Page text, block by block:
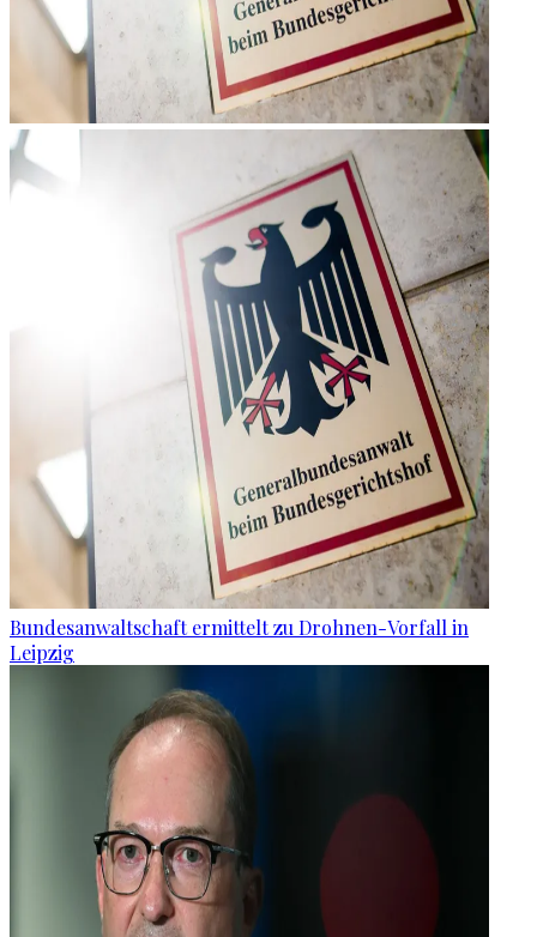
Bundesanwaltschaft ermittelt zu Drohnen-Vorfall in
Leipzig